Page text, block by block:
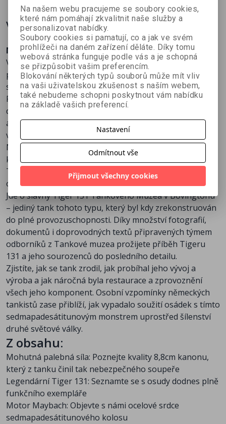
Více o knize
Nové vydánínaleznete zde.
Velký průvodce má 160 stran! Kompletní příběh a
podrobná anatomie nejobávanějšího obrněnce druhé
světové války. Vše o ocelové legendě z řad německé
Panzerwaffe. Podrobná překladová publikace, plná
detailních informací, fotografií, schémat a ilustrací od
autorů z britského The Tank Museum, z edice
vydavatelství Haynes.
Německý těžký tank Tiger I byl se svým slavným 88mm
kanonem nejobávanějším obrněncem 2. světové války.
Tato kniha poskytuje výjimečný pohled na spletité
osudy jednoho z těchto fascinujících válečných strojů.
Jde o slavný Tiger 131 Tankového Muzea v Bovingtonu
– jediný tank tohoto typu, který byl kdy zrekonstruován
do plné provozuschopnosti. Díky množství fotografií,
dokumentů i doprovodných textů připravených týmem
odborníků z Tankové muzea prožijete příběh Tigeru
131 a jeho sourozenců do posledního detailu.
Zjistíte, jak se tank zrodil, jak probíhal jeho vývoj a
výroba a jak náročná byla restaurace a zprovoznění
všech jeho komponent. Osobní vzpomínky německých
tankistů zase přiblíží, jak vypadalo soužití osádek s tímto
sedmapadesátitunovým monstrem uprostřed šílenství
druhé světové války.
Z obsahu:
Mohutná palebná síla: Poznejte kvality 8,8cm kanonu,
který z tanku činil tak nebezpečného soupeře
Legendární Tiger 131: Seznamte se s osudy dodnes plně
funkčního exempláře
Motor Maybach: Objevte s námi ocelové srdce
sedmapadesátitunového kolosu
Na našem webu pracujeme se soubory cookies,
které nám pomáhají zkvalitnit naše služby a
personalizovat nabídky.
Soubory cookies si pamatují, co a jak ve svém
prohlížeči na daném zařízení děláte. Díky tomu
webová stránka funguje podle vás a je schopná
se přizpůsobit vašim preferencím.
Blokování některých typů souborů může mít vliv
na vaši uživatelskou zkušenost s naším webem,
také nebudeme schopni poskytnout vám nabídku
na základě vašich preferencí.
Nastavení
Odmítnout vše
Přijmout všechny cookies